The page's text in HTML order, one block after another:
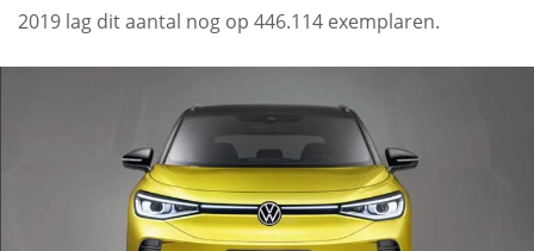
2019 lag dit aantal nog op 446.114 exemplaren.